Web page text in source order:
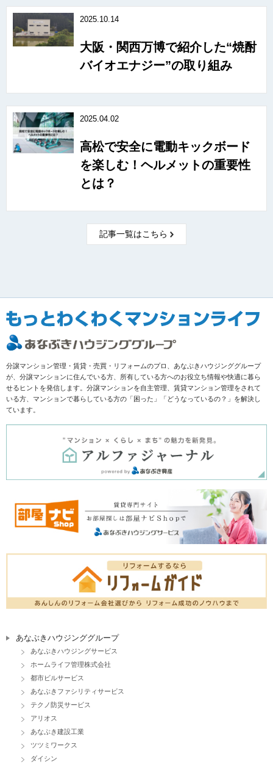
2025.10.14
大阪・関西万博で紹介した“焼酎
バイオエナジー”の取り組み
2025.04.02
高松で安全に電動キックボード
を楽しむ！ヘルメットの重要性
とは？
記事一覧はこちら
分譲マンション管理・賃貸・売買・リフォームのプロ、あなぶきハウジンググループ
が、分譲マンションに住んでいる方、所有している方へのお役立ち情報や快適に暮ら
せるヒントを発信します。分譲マンションを自主管理、賃貸マンション管理をされて
いる方、マンションで暮らしている方の「困った」「どうなっているの？」を解決し
ています。
あなぶきハウジンググループ
あなぶきハウジングサービス
ホームライフ管理株式会社
都市ビルサービス
あなぶきファシリティサービス
テクノ防災サービス
アリオス
あなぶき建設工業
ツツミワークス
ダイシン